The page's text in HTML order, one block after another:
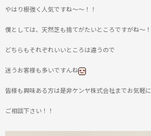
やはり根強く人気ですね～～！！
僕としては、天然芝も捨てがたいところですがね～！
どちらもそれぞれいいところは違うので
迷うお客様も多いですんね
皆様も興味ある方は是非ケンヤ株式会社までお気軽に
ご相談下さい！！